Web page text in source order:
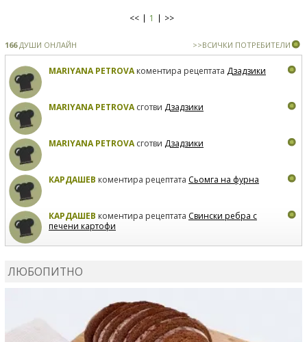
<< 1 >>
166ДУШИ ОНЛАЙН >>ВСИЧКИ ПОТРЕБИТЕЛИ
MARIYANA PETROVAкоментира рецептата Дзадзики
MARIYANA PETROVAсготви Дзадзики
MARIYANA PETROVAсготви Дзадзики
КАРДАШЕВ коментира рецептата Сьомга на фурна
КАРДАШЕВ коментира рецептата Свински ребра с
печени картофи
ЛЮБОПИТНО